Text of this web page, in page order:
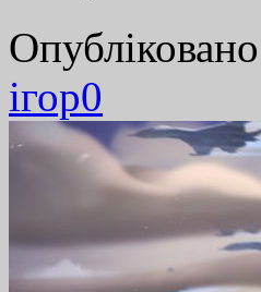
ігор0